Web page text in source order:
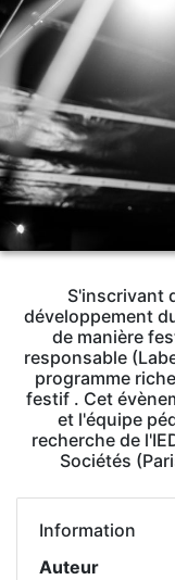
S'inscrivant
développement
de manière
responsable
programme
festif . Cet
et l'équipe
recherche de
Sociétés
Information
Auteur